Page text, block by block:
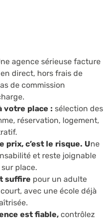
agence sérieuse facture
direct, hors frais de
de commission
votre place : sélection des
réservation, logement,
prix, c’est le risque. Une
et reste joignable
place.
suffire pour un adulte
avec une école déjà
est fiable, contrôlez